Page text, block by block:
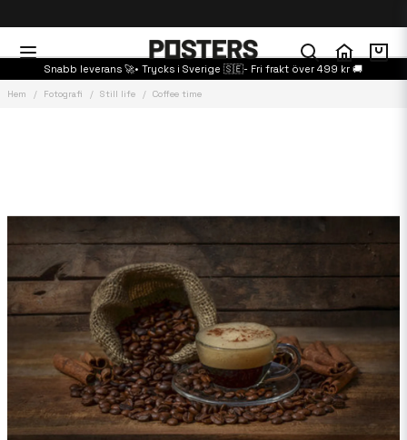
Snabb leverans 🚀• Trycks i Sverige 🇸🇪- Fri frakt över 499 kr 🚚
Hem Fotografi Still life Coffee time